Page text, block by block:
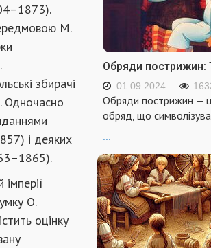
М.
збирачі
Одночасно
і деяких
О.
оцінку
Обряди пострижин:
01.09.2024
Обряди пострижин —
обряд, що
...